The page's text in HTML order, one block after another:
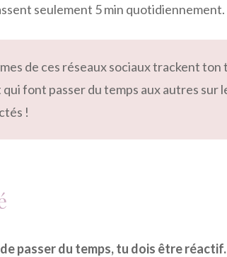
seulement 5 min quotidiennement.
de ces réseaux sociaux trackent
font passer du temps aux autres sur
!
de passer du temps, tu dois être réactif.